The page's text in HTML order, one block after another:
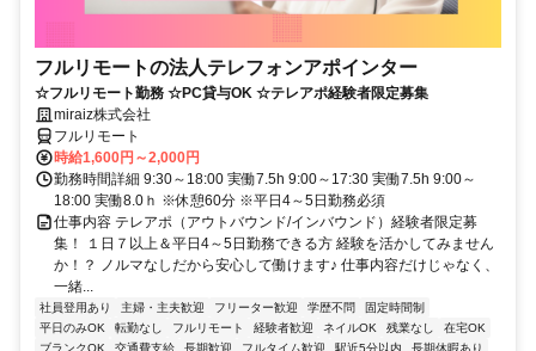
フルリモートの法人テレフォンアポインター
☆フルリモート勤務 ☆PC貸与OK ☆テレアポ経験者限定募集
miraiz株式会社
フルリモート
時給1,600円～2,000円
勤務時間詳細 9:30～18:00 実働7.5h 9:00～17:30 実働7.5h 9:00～
18:00 実働8.0ｈ ※休憩60分 ※平日4～5日勤務必須
仕事内容 テレアポ（アウトバウンド/インバウンド）経験者限定募
集！ １日７以上＆平日4～5日勤務できる方 経験を活かしてみません
か！？ ノルマなしだから安心して働けます♪ 仕事内容だけじゃなく、
一緒...
社員登用あり 主婦・主夫歓迎 フリーター歓迎 学歴不問
固定時間制
平日のみOK
転勤なし フルリモート 経験者歓迎 ネイルOK 残業なし
在宅OK
ブランクOK
交通費支給 長期歓迎 フルタイム歓迎 駅近5分以内 長期休暇あり